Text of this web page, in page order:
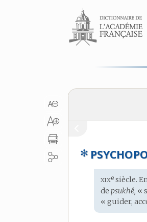
Aller au contenu
✻
Étymologie
:
xixe siècle.
depsukhê, «
« guider,